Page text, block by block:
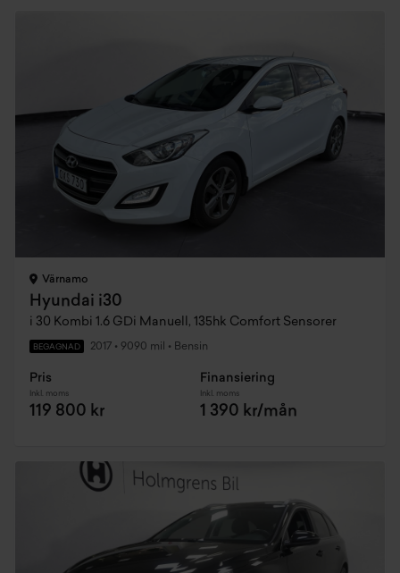
Värnamo
Hyundai i30
i 30 Kombi 1.6 GDi Manuell, 135hk Comfort Sensorer
BEGAGNAD 2017 • 9090 mil • Bensin
Pris
Inkl. moms
119 800 kr
Finansiering
Inkl. moms
1 390 kr/mån